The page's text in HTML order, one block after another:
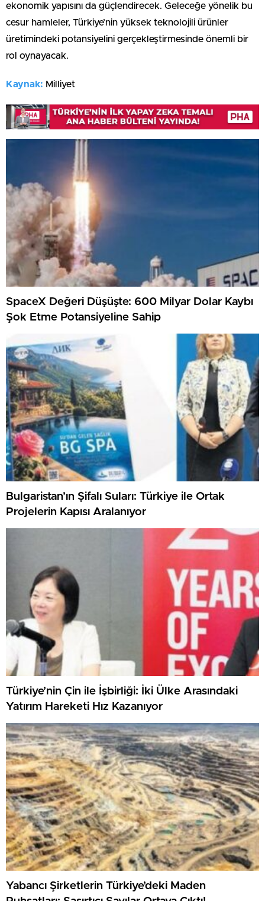
ekonomik yapısını da güçlendirecek. Geleceğe yönelik bu
cesur hamleler, Türkiye’nin yüksek teknolojili ürünler
üretimindeki potansiyelini gerçekleştirmesinde önemli bir
rol oynayacak.
Kaynak: Milliyet
SpaceX Değeri Düşüşte: 600 Milyar Dolar Kaybı
Şok Etme Potansiyeline Sahip
Bulgaristan’ın Şifalı Suları: Türkiye ile Ortak
Projelerin Kapısı Aralanıyor
Türkiye’nin Çin ile İşbirliği: İki Ülke Arasındaki
Yatırım Hareketi Hız Kazanıyor
Yabancı Şirketlerin Türkiye’deki Maden